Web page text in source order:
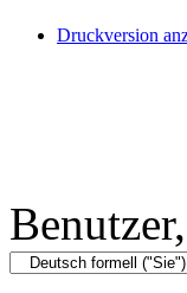
Druckversion